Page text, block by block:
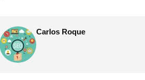
Carlos Roque